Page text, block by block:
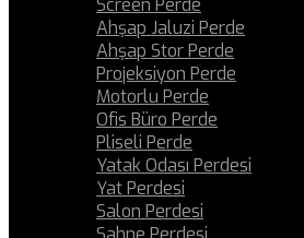
Screen Perde
Ahşap Jaluzi Perde
Ahşap Stor Perde
Projeksiyon Perde
Motorlu Perde
Ofis Büro Perde
Pliseli Perde
Yatak Odası Perdesi
Yat Perdesi
Salon Perdesi